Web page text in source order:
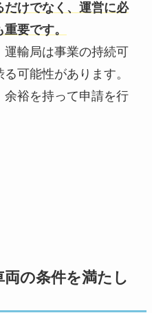
けでなく、運営に必
要です。
輸局は事業の持続可
可能性があります。
裕を持って申請を行
両の条件を満たし